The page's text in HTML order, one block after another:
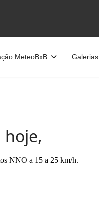
MeteoBxB Galerias
hoje,